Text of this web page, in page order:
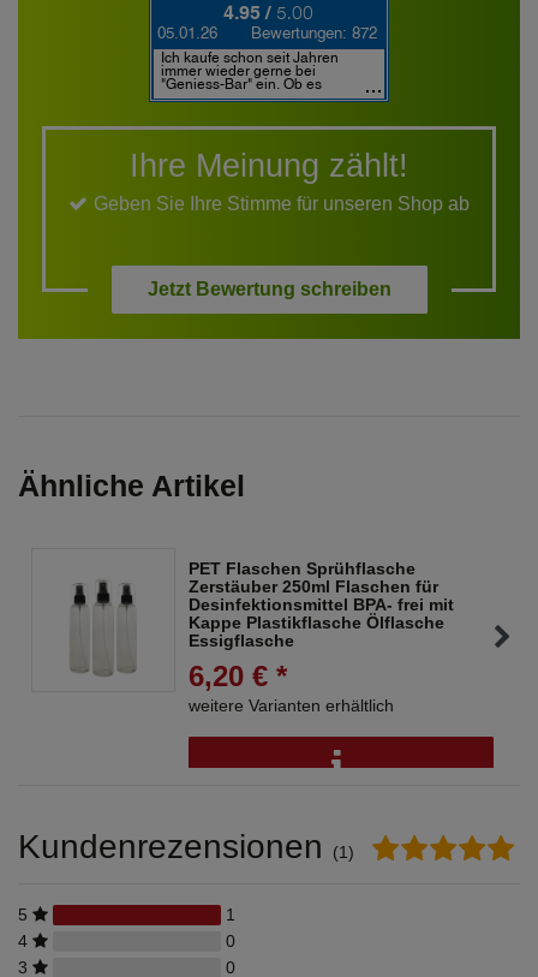
Ihre Meinung zählt!
Geben Sie Ihre Stimme für unseren Shop ab
Jetzt Bewertung schreiben
Ähnliche Artikel
PET Flaschen Sprühflasche
Zerstäuber 250ml Flaschen für
Desinfektionsmittel BPA- frei mit
Kappe Plastikflasche Ölflasche
Essigflasche
6,20 € *
weitere Varianten erhältlich
Kundenrezensionen (1)
5
1
4
0
3
0